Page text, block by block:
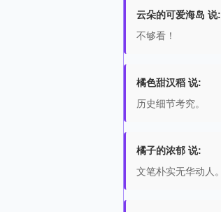
云朵的可爱海岛 说:
不够看！
橘色甜汉稻 说:
历史细节考究。
橘子的浓郁 说:
文笔朴实无华动人。